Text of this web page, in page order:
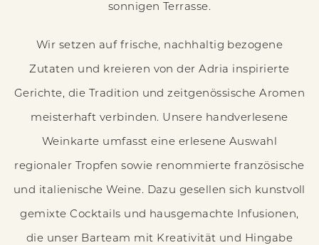
sonnigen Terrasse.
Wir setzen auf frische, nachhaltig bezogene
Zutaten und kreieren von der Adria inspirierte
Gerichte, die Tradition und zeitgenössische Aromen
meisterhaft verbinden. Unsere handverlesene
Weinkarte umfasst eine erlesene Auswahl
regionaler Tropfen sowie renommierte französische
und italienische Weine. Dazu gesellen sich kunstvoll
gemixte Cocktails und hausgemachte Infusionen,
die unser Barteam mit Kreativität und Hingabe